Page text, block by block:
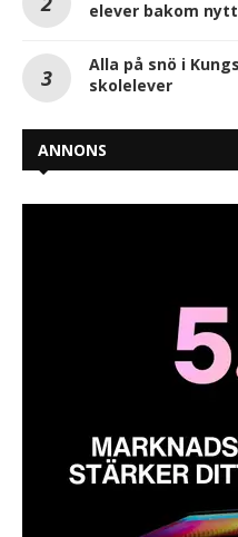
elever bakom
Alla på snö i
skolelever
ANNONS